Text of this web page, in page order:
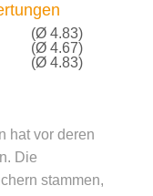
(Ø 4.83)
(Ø 4.67)
(Ø 4.83)
hat vor deren
Die
stammen,